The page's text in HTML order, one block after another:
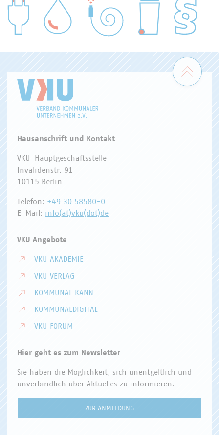
WASSER/ABWASSER
Zum
Hausanschrift und Kontakt
VKU-Hauptgeschäftsstelle
Invalidenstr. 91
10115 Berlin
Telefon: +49 30 58580-0
E-Mail: info(at)vku(dot)de
VKU Angebote
VKU AKADEMIE
VKU VERLAG
KOMMUNAL KANN
KOMMUNALDIGITAL
VKU FORUM
Hier geht es zum Newsletter
Sie haben die Möglichkeit, sich unentgeltlich und
unverbindlich über Aktuelles zu informieren.
ZUR ANMELDUNG